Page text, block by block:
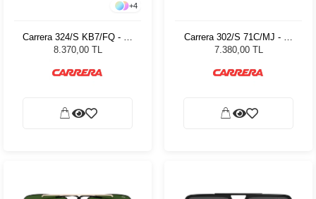
+4
Carrera 324/S KB7/FQ - 59
Erkek Güneş Gözlüğü
8.370,00 TL
Carrera 302/S 71C/MJ - 59
Erkek Güneş Gözlüğü
7.380,00 TL